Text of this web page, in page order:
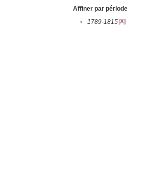
Affiner par période
•
1789-1815[X]